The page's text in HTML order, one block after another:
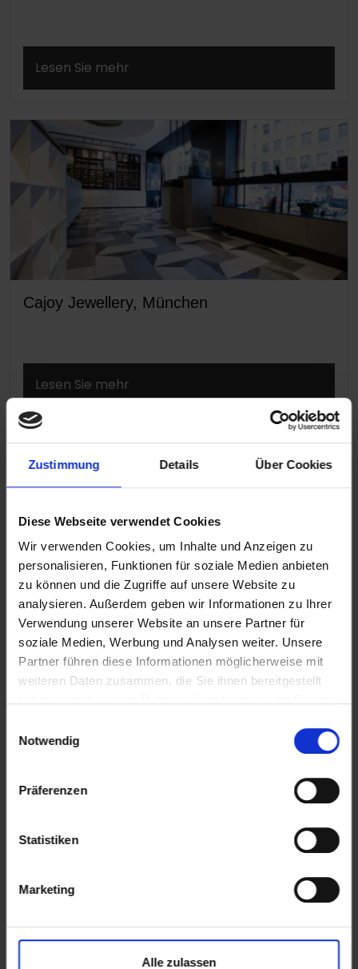
Zustimmung Details Über Cookies
Diese Webseite verwendet Cookies
Wir verwenden Cookies, um Inhalte und Anzeigen zu
personalisieren, Funktionen für soziale Medien anbieten
zu können und die Zugriffe auf unsere Website zu
analysieren. Außerdem geben wir Informationen zu Ihrer
Verwendung unserer Website an unsere Partner für
soziale Medien, Werbung und Analysen weiter. Unsere
Partner führen diese Informationen möglicherweise mit
weiteren Daten zusammen, die Sie ihnen bereitgestellt
Notwendig
Präferenzen
Statistiken
Marketing
Alle zulassen
Lesen Sie mehr
Cajoy Jewellery, München
Lesen Sie mehr
Restaurant–Kette dean&david, Berlin
Ambulanz Mobile, Schönebeck,